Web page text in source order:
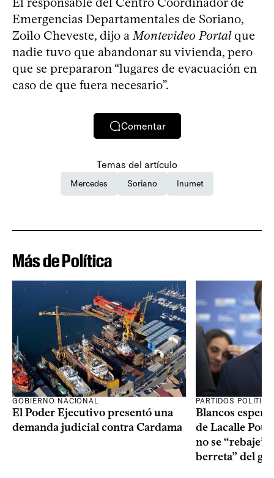
Emergencias Departamentales de Soriano,
Zoilo Cheveste, dijo aMontevideo Portalque
nadie tuvo que abandonar su vivienda, pero
que se prepararon “lugares de evacuación en
caso de que fuera necesario”.
Comentar
Temas del artículo
Mercedes Soriano Inumet
Más de Política
GOBIERNO NACIONAL
El Poder Ejecutivo presentó una
demanda judicial contra Cardama
PARTIDOS
Blancos
de Lacalle Pou
no se “rebaje”
berreta” del